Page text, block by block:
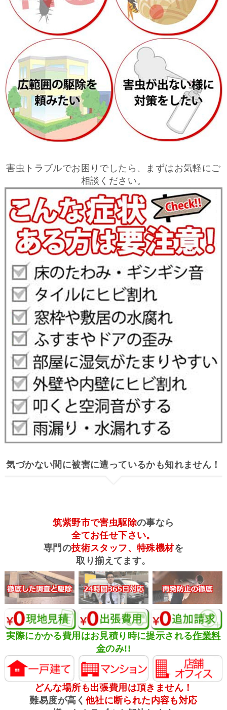
害虫トラブルでお困りでしたら、まずはお気軽にご
相談ください。
気づかない間に被害に遭っているかも知れません！
筑紫野市で害虫駆除の事なら
全てお任せ下さい。
専門の技術スタッフ、特殊機材を
取り揃えてます。
実際にかかる費用はお見積り時に提示される作業料
金のみ!!
どんな場所も出張費用は頂きません！
難易度が高く 他社に断られた内容も対応